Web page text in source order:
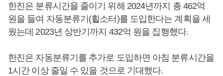
한진은 분류시간을 줄이기 위해 2024년까지 총 462억
원을 들여 자동분류기(휠소터)를 도입한다는 계획을 세
웠는데 2023년 상반기까지 432억 원을 집행했다.
한진은 자동분류기를 추가로 도입하면 아침 분류시간을
1시간 이상 줄일 수 있을 것으로 기대했다.